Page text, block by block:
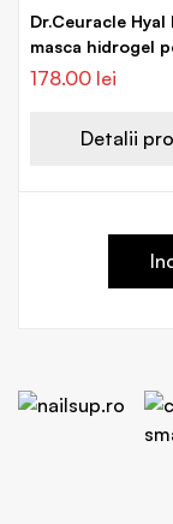
Dr.Ceuracle Hyal
masca hidrogel
pentru strălucirea
178.00 lei
Detalii